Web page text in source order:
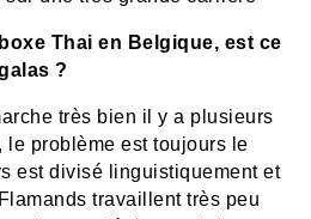
Thai en Belgique, est ce
?
très bien il y a plusieurs
le problème est toujours le
est divisé linguistiquement et
travaillent très peu